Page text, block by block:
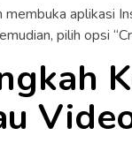
membuka aplikasi
pilih opsi